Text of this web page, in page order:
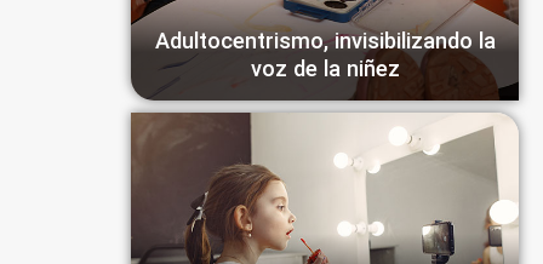
Adultocentrismo, invisibilizando la
voz de la niñez